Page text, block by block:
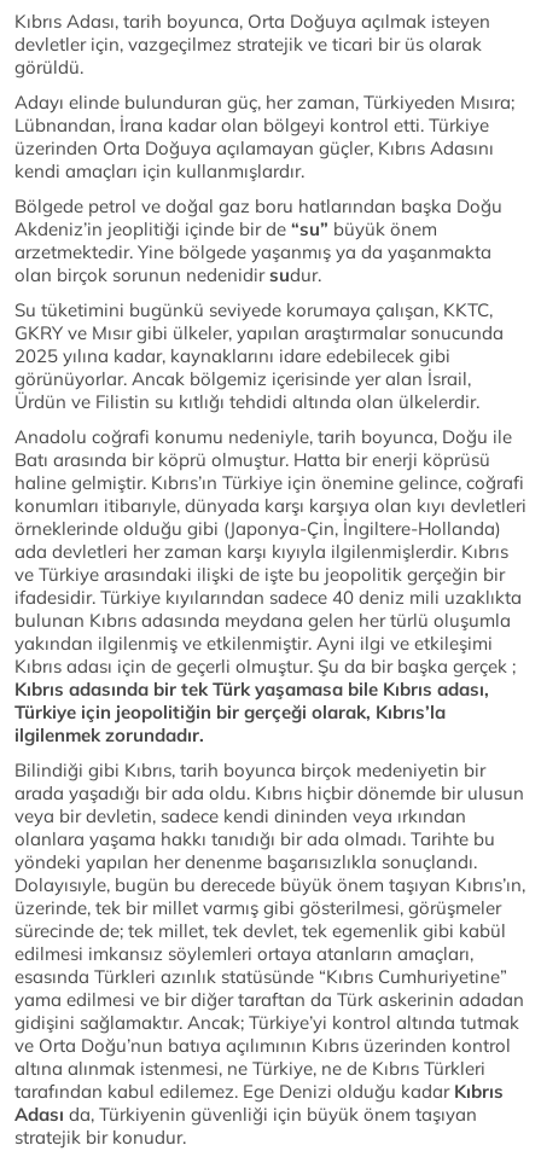
Kıbrıs Adası, tarih boyunca, Orta Doğuya açılmak isteyen
devletler için, vazgeçilmez stratejik ve ticari bir üs olarak
görüldü.
Adayı elinde bulunduran güç, her zaman, Türkiyeden Mısıra;
Lübnandan, İrana kadar olan bölgeyi kontrol etti. Türkiye
üzerinden Orta Doğuya açılamayan güçler, Kıbrıs Adasını
kendi amaçları için kullanmışlardır.
Bölgede petrol ve doğal gaz boru hatlarından başka Doğu
Akdeniz’in jeoplitiği içinde bir de “su” büyük önem
arzetmektedir. Yine bölgede yaşanmış ya da yaşanmakta
olan birçok sorunun nedenidirsudur.
Su tüketimini bugünkü seviyede korumaya çalışan, KKTC,
GKRY ve Mısır gibi ülkeler, yapılan araştırmalar sonucunda
2025 yılına kadar, kaynaklarını idare edebilecek gibi
görünüyorlar. Ancak bölgemiz içerisinde yer alan İsrail,
Ürdün ve Filistin su kıtlığı tehdidi altında olan ülkelerdir.
Anadolu coğrafi konumu nedeniyle, tarih boyunca, Doğu ile
Batı arasında bir köprü olmuştur. Hatta bir enerji köprüsü
haline gelmiştir. Kıbrıs’ın Türkiye için önemine gelince, coğrafi
konumları itibarıyle, dünyada karşı karşıya olan kıyı devletleri
örneklerinde olduğu gibi (Japonya-Çin, İngiltere-Hollanda)
ada devletleri her zaman karşı kıyıyla ilgilenmişlerdir. Kıbrıs
ve Türkiye arasındaki ilişki de işte bu jeopolitik gerçeğin bir
ifadesidir. Türkiye kıyılarından sadece 40 deniz mili uzaklıkta
bulunan Kıbrıs adasında meydana gelen her türlü oluşumla
yakından ilgilenmiş ve etkilenmiştir. Ayni ilgi ve etkileşimi
Kıbrıs adası için de geçerli olmuştur. Şu da bir başka gerçek ;
Kıbrıs adasında bir tek Türk yaşamasa bile Kıbrıs adası,
Türkiye için jeopolitiğin bir gerçeği olarak, Kıbrıs’la
ilgilenmek zorundadır.
Bilindiği gibi Kıbrıs, tarih boyunca birçok medeniyetin bir
arada yaşadığı bir ada oldu. Kıbrıs hiçbir dönemde bir ulusun
veya bir devletin, sadece kendi dininden veya ırkından
olanlara yaşama hakkı tanıdığı bir ada olmadı. Tarihte bu
yöndeki yapılan her denenme başarısızlıkla sonuçlandı.
Dolayısıyle, bugün bu derecede büyük önem taşıyan Kıbrıs’ın,
üzerinde, tek bir millet varmış gibi gösterilmesi, görüşmeler
sürecinde de; tek millet, tek devlet, tek egemenlik gibi kabül
edilmesi imkansız söylemleri ortaya atanların amaçları,
esasında Türkleri azınlık statüsünde “Kıbrıs Cumhuriyetine”
yama edilmesi ve bir diğer taraftan da Türk askerinin adadan
gidişini sağlamaktır. Ancak; Türkiye’yi kontrol altında tutmak
ve Orta Doğu’nun batıya açılımının Kıbrıs üzerinden kontrol
altına alınmak istenmesi, ne Türkiye, ne de Kıbrıs Türkleri
tarafından kabul edilemez. Ege Denizi olduğu kadar Kıbrıs
Adası da, Türkiyenin güvenliği için büyük önem taşıyan
stratejik bir konudur.